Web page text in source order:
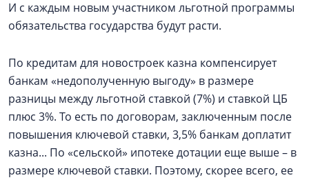
И с каждым новым участником льготной программы
обязательства государства будут расти.
По кредитам для новостроек казна компенсирует
банкам «недополученную выгоду» в размере
разницы между льготной ставкой (7%) и ставкой ЦБ
плюс 3%. То есть по договорам, заключенным после
повышения ключевой ставки, 3,5% банкам доплатит
казна... По «сельской» ипотеке дотации еще выше – в
размере ключевой ставки. Поэтому, скорее всего, ее